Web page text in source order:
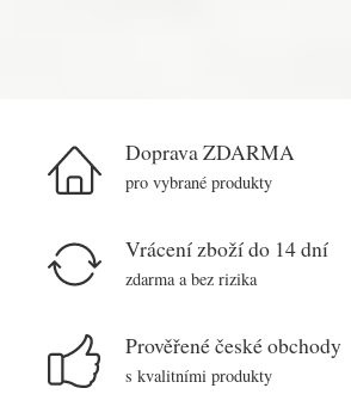
Doprava ZDARMA
pro vybrané produkty
Vrácení zboží do 14 dní
zdarma a bez rizika
Prověřené české obchody
s kvalitními produkty